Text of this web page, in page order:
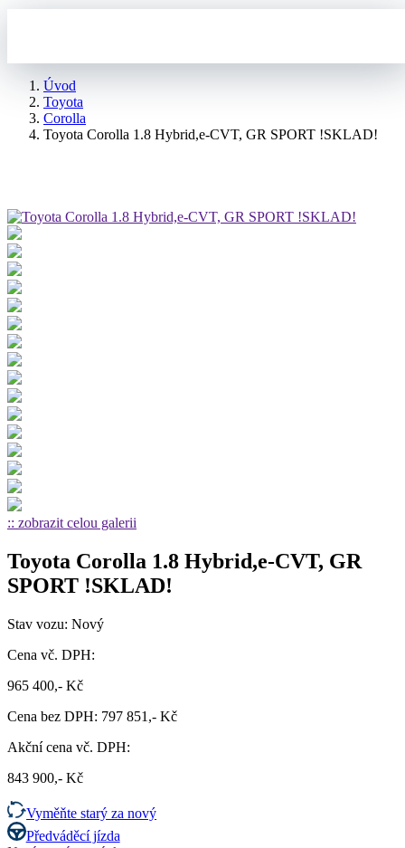
Úvod
Toyota
Corolla
Toyota Corolla 1.8 Hybrid,e-CVT, GR SPORT !SKLAD!
:: zobrazit celou galerii
Toyota Corolla 1.8 Hybrid,e-CVT, GR
SPORT !SKLAD!
Stav vozu: Nový
Cena vč. DPH:
965 400,- Kč
Cena bez DPH: 797 851,- Kč
Akční cena vč. DPH:
843 900,- Kč
Vyměňte starý za nový
Předváděcí jízda